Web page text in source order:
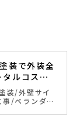
装で外装全
ルコスト
装 外壁サイ
ベランダ・